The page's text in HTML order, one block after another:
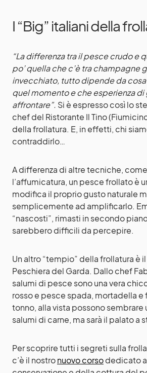
I “Big” italiani della
“La differenza tra il pesce crudo e
po’ quella che c’è tra champagne
invecchiato, tutto dipende da cosa
quel momento e che esperienza di
affrontare”. Si è espresso così lo
chef del Ristorante Il Tino
della frollatura. E, in effetti, chi
contraddirlo…
A differenza di altre tecniche,
l’affumicatura, un pesce frollato è
modifica il proprio gusto naturale
semplicemente ad amplificarlo.
“nascosti”, rimasti in secondo
sarebbero difficili da percepire.
Un altro “tempio” della frollatura è il
Peschiera del Garda. Dallo chef
salumi di pesce sono una vera
rosso e pesce spada, mortadella e
tonno, alla vista possono sembrare
salumi di carne, ma sarà il palato a
Per scoprire tutti i segreti sulla
c’è il nostronuovo corsodedicato